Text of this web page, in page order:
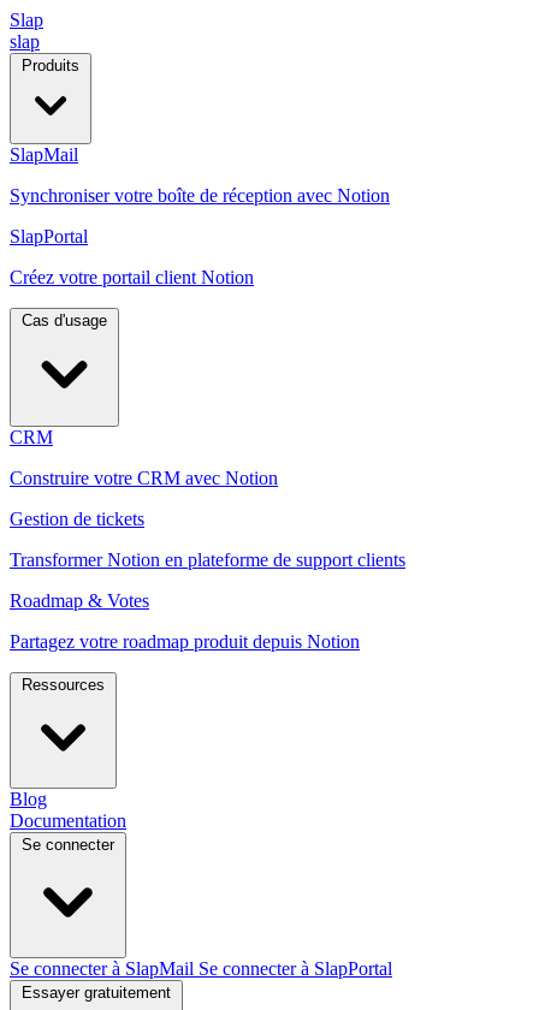
Slap
slap
Produits
SlapMail
Synchroniser votre boîte de réception avec Notion
SlapPortal
Créez votre portail client Notion
Cas d'usage
CRM
Construire votre CRM avec Notion
Gestion de tickets
Transformer Notion en plateforme de support clients
Roadmap & Votes
Partagez votre roadmap produit depuis Notion
Ressources
Blog
Documentation
Se connecter
Se connecter à SlapMail Se connecter à SlapPortal
Essayer gratuitement